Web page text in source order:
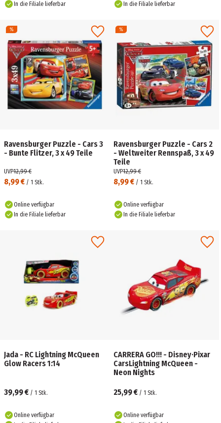
In die Filiale lieferbar
In die Filiale lieferbar
Ravensburger Puzzle - Cars 3
- Bunte Flitzer, 3 x 49 Teile
8,99 € / 1 Stk.
UVP12,99 €
Online verfügbar
In die Filiale lieferbar
Ravensburger Puzzle - Cars 2
- Weltweiter Rennspaß, 3 x 49
Teile
8,99 € / 1 Stk.
UVP12,99 €
Online verfügbar
In die Filiale lieferbar
Jada - RC Lightning McQueen
Glow Racers 1:14
39,99 € / 1 Stk.
Online verfügbar
CARRERA GO!!! - Disney·Pixar
CarsLightning McQueen -
Neon Nights
25,99 € / 1 Stk.
Online verfügbar